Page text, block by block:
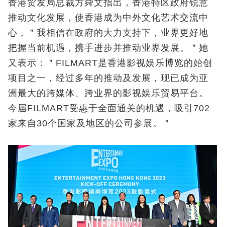
香港贸发局总裁方舜文指出，香港特区政府锐意
推动文化发展，使香港成为中外文化艺术交流中
心，＂我相信在政府的大力支持下，业界更好地
把握当前机遇，携手进步并推动业界发展。＂她
又表示：＂FILMART是香港影视娱乐博览的始创
项目之一，经过多年的推动及发展，现已成为亚
洲最大的跨媒体、跨业界的影视娱乐贸易平台。
今届FILMART受惠于全面通关的机遇，吸引702
家来自30个国家及地区的公司参展。＂